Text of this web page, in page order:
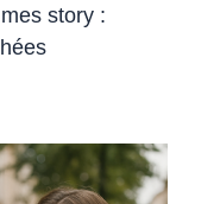
story :